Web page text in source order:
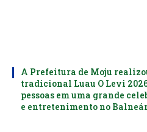
A Prefeitura de Moju
tradicional Luau O Levi
pessoas em uma grande
e entretenimento no